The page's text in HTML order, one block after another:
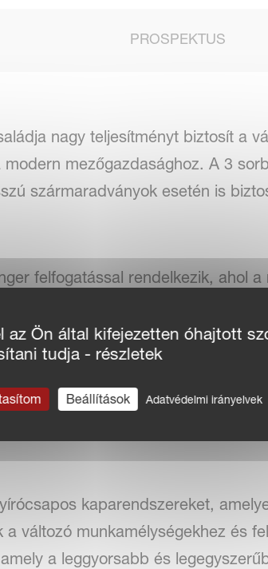
PROSPEKTUS
nagy teljesítményt biztosít a
mezőgazdasághoz. A 3
szármaradványok esetén is
felfogatással rendelkezik, ahol
meg és növelve a
történő mélységállítással
biztosítja az egyenletes
munkamélység érhető el;
kaparendszereket,
változó munkamélységekhez és
a leggyorsabb és
Ön által kifejezetten óhajtott
tudja - részletek
Beállítások Adatvédelmi irányelvek